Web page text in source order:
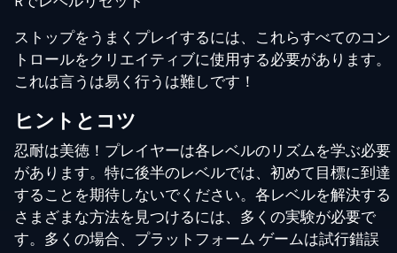
ストップをうまくプレイするには、これらすべてのコン
トロールをクリエイティブに使用する必要があります。
これは言うは易く行うは難しです！
ヒントとコツ
忍耐は美徳！プレイヤーは各レベルのリズムを学ぶ必要
があります。特に後半のレベルでは、初めて目標に到達
することを期待しないでください。各レベルを解決する
さまざまな方法を見つけるには、多くの実験が必要で
す。多くの場合、プラットフォーム ゲームは試行錯誤